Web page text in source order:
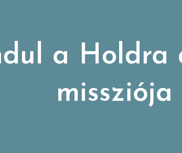
a Holdra
missziója